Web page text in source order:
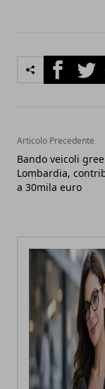
Facebook
Articolo Precedente
Bando veicoli
Lombardia,
a 30mila euro